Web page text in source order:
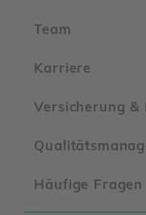
Team
Karriere
Versi­che­rung &
Häufige Fragen